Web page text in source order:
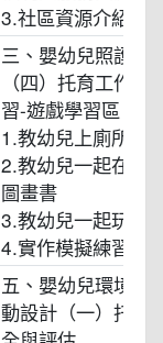
3.社區資源介紹與
三、嬰幼兒照護技
（四）托育工作實
習-遊戲學習區
1.教幼兒上廁所、
2.教幼兒一起在舒
圖畫書
3.教幼兒一起玩遊
4.實作模擬練習
五、嬰幼兒環境規
動設計（一）托育